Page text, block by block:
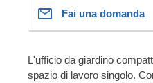
Fai una domanda
L'ufficio da giardino
spazio di lavoro singolo.